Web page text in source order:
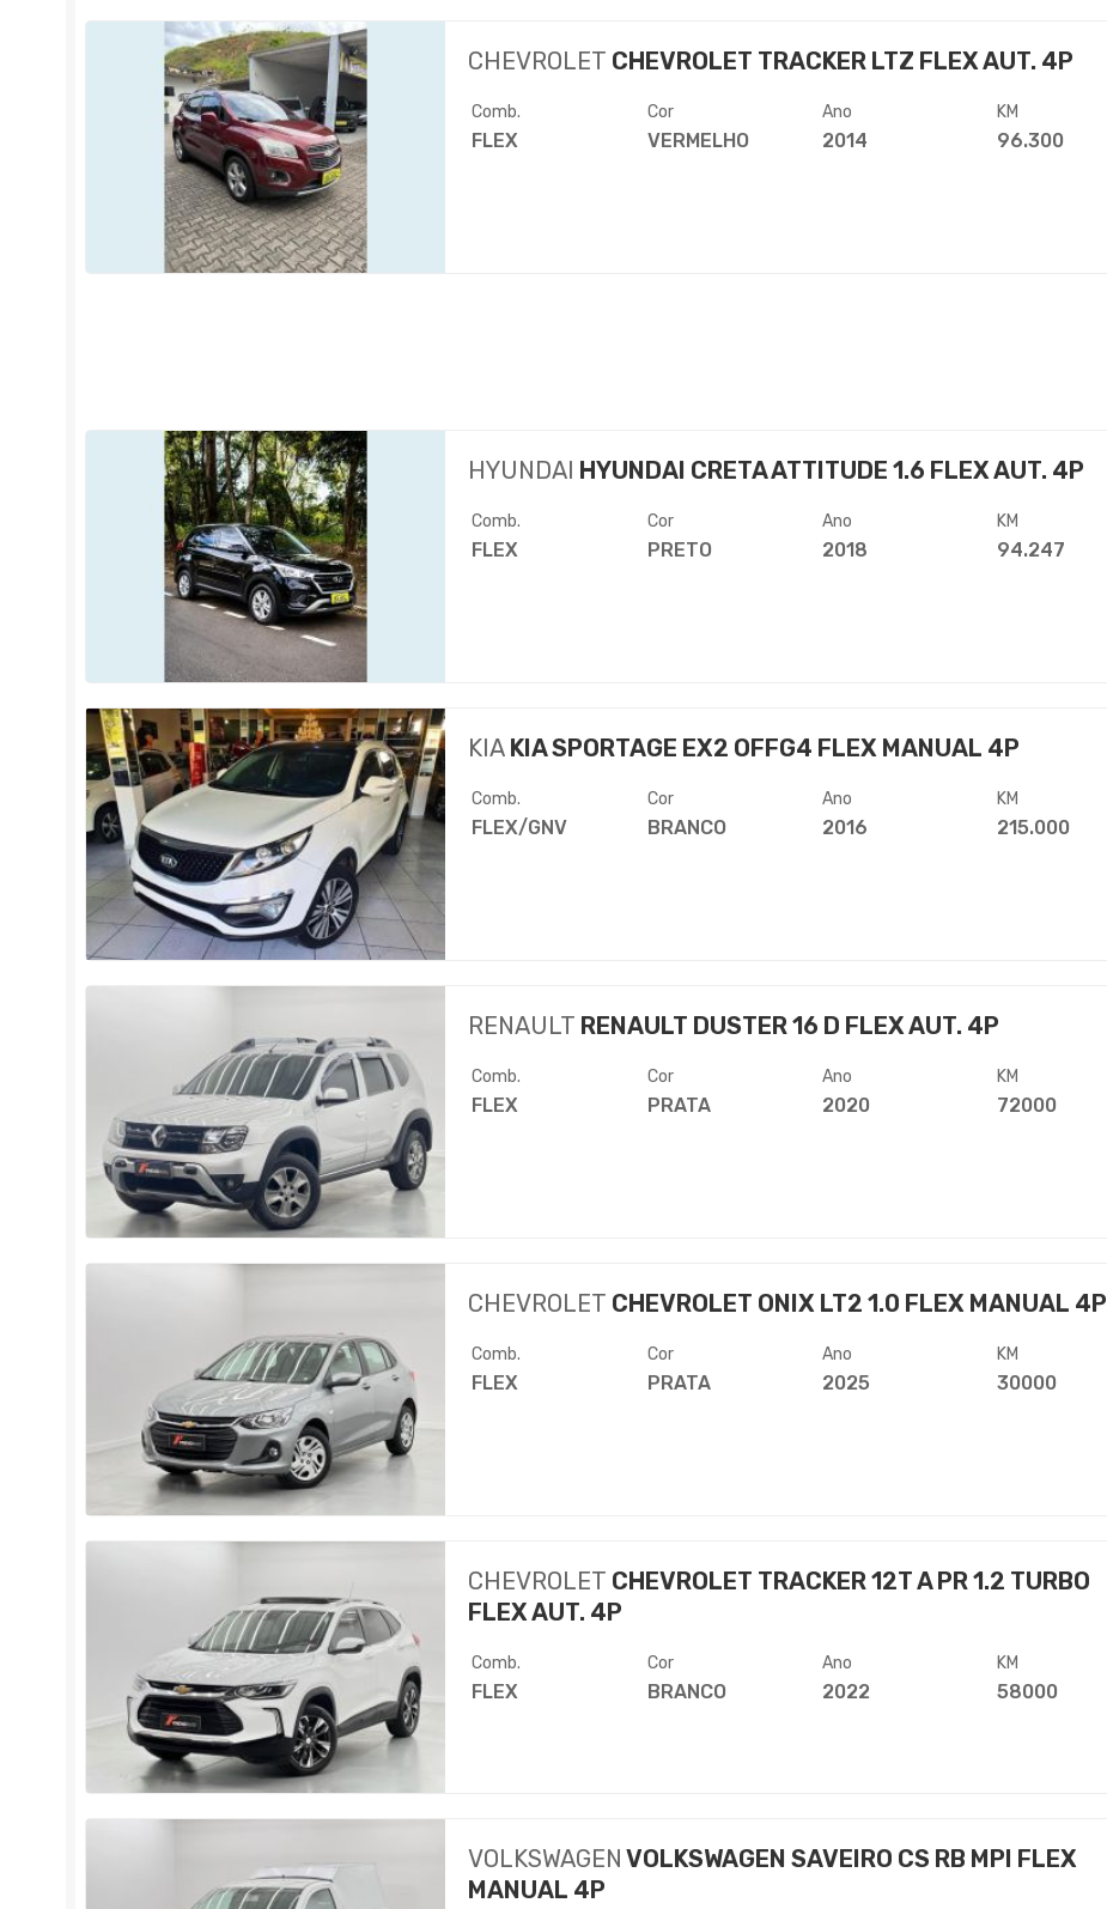
CHEVROLET CHEVROLET TRACKER LTZ FLEX AUT. 4P
Comb.
FLEX
Cor
VERMELHO
Ano
2014
KM
96.300
HYUNDAI HYUNDAI CRETA ATTITUDE 1.6 FLEX AUT. 4P
Comb.
FLEX
Cor
PRETO
Ano
2018
KM
94.247
KIAKIA SPORTAGE EX2 OFFG4 FLEX MANUAL 4P
Comb.
FLEX/GNV
Cor
BRANCO
Ano
2016
KM
215.000
RENAULT RENAULT DUSTER 16 D FLEX AUT. 4P
Comb.
FLEX
Cor
PRATA
Ano
2020
KM
72000
CHEVROLET CHEVROLET ONIX LT2 1.0 FLEX MANUAL 4P
Comb.
FLEX
Cor
PRATA
Ano
2025
KM
30000
CHEVROLET CHEVROLET TRACKER 12T A PR 1.2 TURBO
FLEX AUT. 4P
Comb.
FLEX
Cor
BRANCO
Ano
2022
KM
58000
VOLKSWAGEN VOLKSWAGEN SAVEIRO CS RB MPI FLEX
MANUAL 4P